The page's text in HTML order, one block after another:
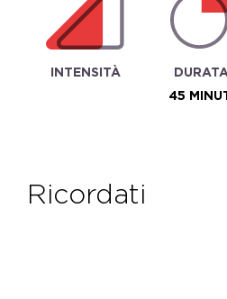
INTENSITÀ
DURATA
45
ricordati